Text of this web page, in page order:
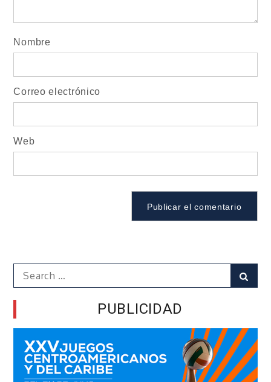
Nombre
Correo electrónico
Web
Search
for:
PUBLICIDAD